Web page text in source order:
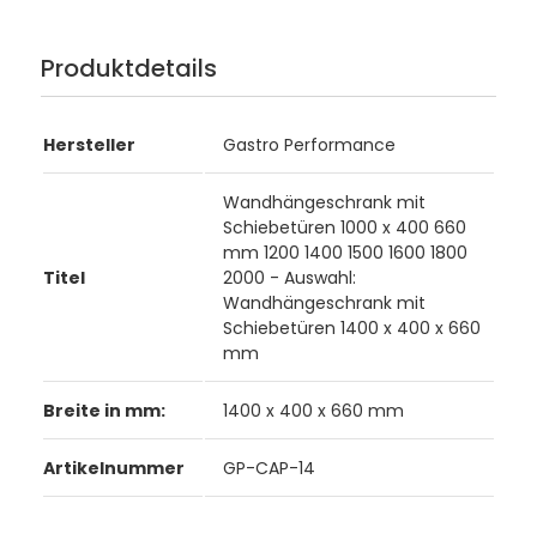
Produktdetails
Hersteller Gastro Performance
Titel
Wandhängeschrank mit
Schiebetüren 1000 x 400 660
mm 1200 1400 1500 1600 1800
2000 - Auswahl:
Wandhängeschrank mit
Schiebetüren 1400 x 400 x 660
mm
Breite in mm: 1400 x 400 x 660 mm
Artikelnummer GP-CAP-14